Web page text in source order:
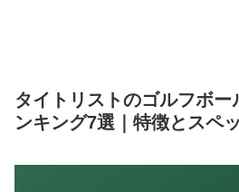
タイトリストのゴルフボー
ンキング7選｜特徴とスペ